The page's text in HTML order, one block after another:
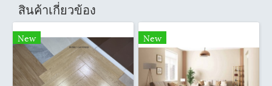
สินค้าเกี่ยวข้อง
New New